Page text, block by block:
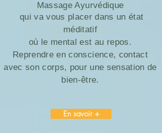
Massage Ayurvédique
qui va vous placer dans un état
méditatif
où le mental est au repos.
Reprendre en conscience, contact
avec son corps, pour une sensation de
bien-être.
En savoir +